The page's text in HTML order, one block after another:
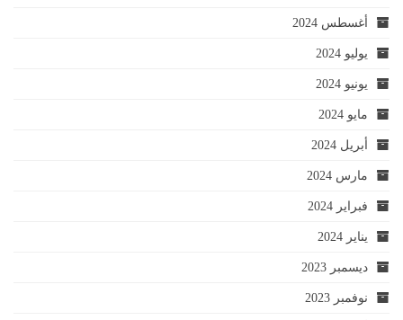
أغسطس 2024
يوليو 2024
يونيو 2024
مايو 2024
أبريل 2024
مارس 2024
فبراير 2024
يناير 2024
ديسمبر 2023
نوفمبر 2023